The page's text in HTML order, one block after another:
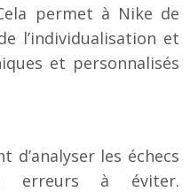
permet à Nike de
l’individualisation et
et personnalisés
les échecs
erreurs à éviter.